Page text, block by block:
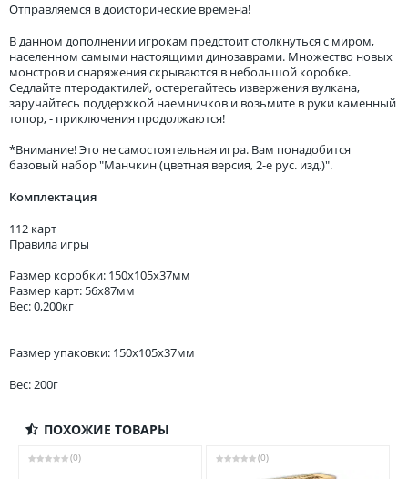
Отправляемся в доисторические времена!
В данном дополнении игрокам предстоит столкнуться с миром,
населенном самыми настоящими динозаврами. Множество новых
монстров и снаряжения скрываются в небольшой коробке.
Седлайте птеродактилей, остерегайтесь извержения вулкана,
заручайтесь поддержкой наемничков и возьмите в руки каменный
топор, - приключения продолжаются!
*Внимание! Это не самостоятельная игра. Вам понадобится
базовый набор "Манчкин (цветная версия, 2-е рус. изд.)".
Комплектация
112 карт
Правила игры
Размер коробки: 150х105x37мм
Размер карт: 56x87мм
Вес: 0,200кг
Размер упаковки: 150x105x37мм
Вес: 200г
ПОХОЖИЕ ТОВАРЫ
(0) (0)